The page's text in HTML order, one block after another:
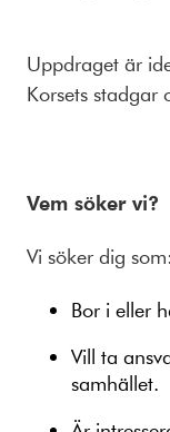
Uppdraget är
Korsets stadgar
Vem söker vi?
Vi söker dig som:
Bor i eller
Vill ta
samhället.